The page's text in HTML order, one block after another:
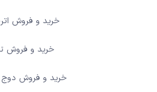
خرید و فروش
خرید و فروش
خرید و فروش دوج